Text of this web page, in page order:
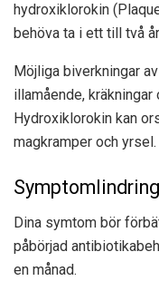
hydroxiklorokin
behöva ta i ett till två
Möjliga biverkningar
illamående,
Hydroxiklorokin kan
magkramper och yrsel.
Symptomlindring
Dina symtom bör
påbörjad
en månad.